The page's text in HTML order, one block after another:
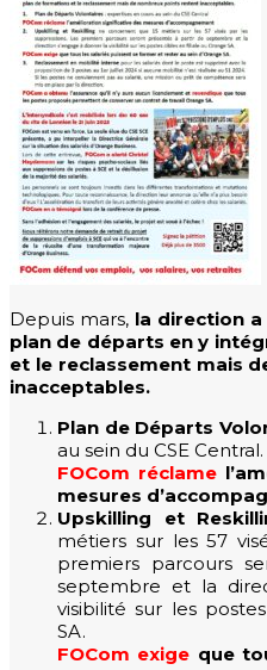
Depuis mars, la direction
plan de départs en y
et le reclassement mais
inacceptables.
Plan de Départs
au sein du CSE Central.
FOCom réclame
mesures
Upskilling et
métiers sur les 57
premiers parcours
septembre et la
visibilité sur les
SA.
FOCom exige que